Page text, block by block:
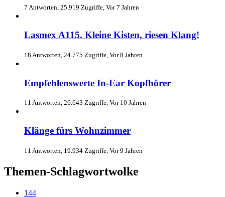
7 Antworten, 25.919 Zugriffe, Vor 7 Jahren
Lasmex A115. Kleine Kisten, riesen Klang!
18 Antworten, 24.775 Zugriffe, Vor 8 Jahren
Empfehlenswerte In-Ear Kopfhörer
11 Antworten, 26.643 Zugriffe, Vor 10 Jahren
Klänge fürs Wohnzimmer
11 Antworten, 19.934 Zugriffe, Vor 9 Jahren
Themen-Schlagwortwolke
144